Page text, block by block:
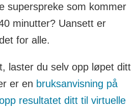
superspreke som kommer
minutter? Uansett er
for alle.
laster du selv opp løpet ditt
er en bruksanvisning på
resultatet ditt til virtuelle